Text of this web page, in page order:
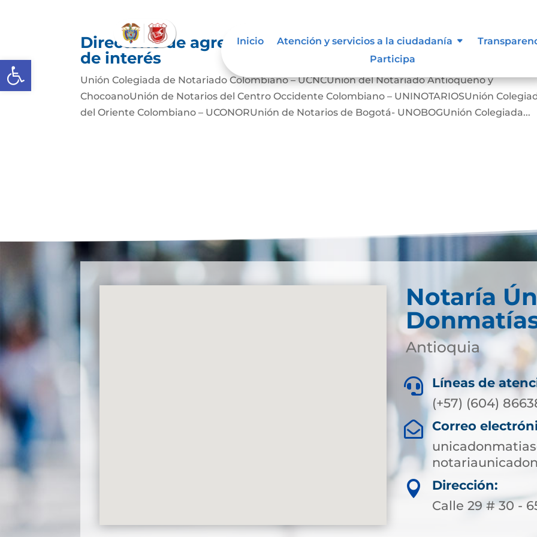
Abrir barra de herramientas
Inicio Atención y servicios a la ciudadanía
Participa
Directorio de agremiaciones, asociaciones y otros
de interés
Unión Colegiada de Notariado Colombiano – UCNCUnión del Notariado Antioqueño y
ChocoanoUnión de Notarios del Centro Occidente Colombiano – UNINOTARIOSUnión
del Oriente Colombiano – UCONORUnión de Notarios de Bogotá- UNOBOGUnión Colegiada...
Notaría
Antioquia

Líneas de
(+57) (604)

Correo

Dirección:
Calle 29 # 30 -